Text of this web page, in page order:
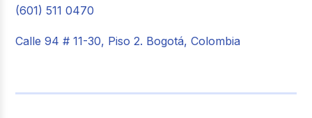
(601) 511 0470
Calle 94 # 11-30, Piso 2. Bogotá, Colombia